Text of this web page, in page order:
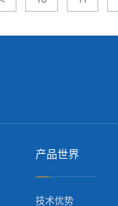
产品世界
技术优势